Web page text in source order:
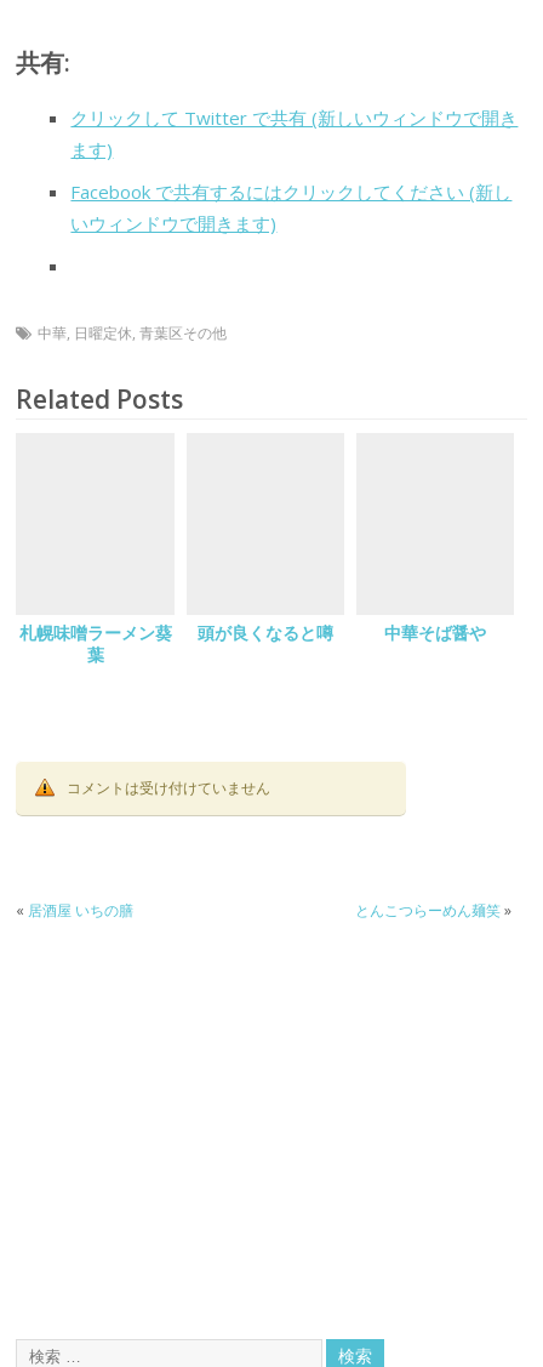
共有:
クリックして Twitter で共有 (新しいウィンドウで開き
ます)
Facebook で共有するにはクリックしてください (新し
いウィンドウで開きます)
中華, 日曜定休,青葉区その他
Related Posts
札幌味噌ラーメン葵
葉
頭が良くなると噂 中華そば醤や
コメントは受け付けていません
« 居酒屋 いちの膳 とんこつらーめん麺笑»